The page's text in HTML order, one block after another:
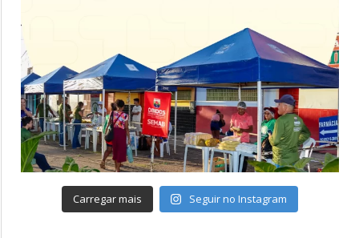
Carregar mais Seguir no Instagram